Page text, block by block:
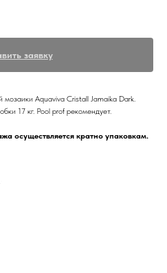
заявку
мозаики Aquaviva Сristall Jamaika Dark.
17 кг. Pool prof рекомендует.
осуществляется кратно упаковкам.